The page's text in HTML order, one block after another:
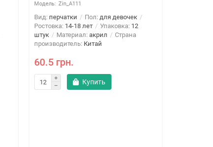
Zin_A111
Вид: перчатки Пол: для девочек
Ростовка: 14-18 лет Упаковка: 12
штук
Материал: акрил
Страна
производитель: Китай
60.5 грн.
Купить